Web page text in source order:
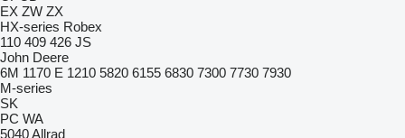
EX ZW ZX
HX-series Robex
110 409 426 JS
John Deere
6M 1170 E 1210 5820 6155 6830 7300 7730 7930
M-series
SK
PC WA
5040Allrad